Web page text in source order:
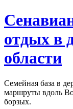
отдых в
области
Семейная база в
маршруты вдоль
борзых.